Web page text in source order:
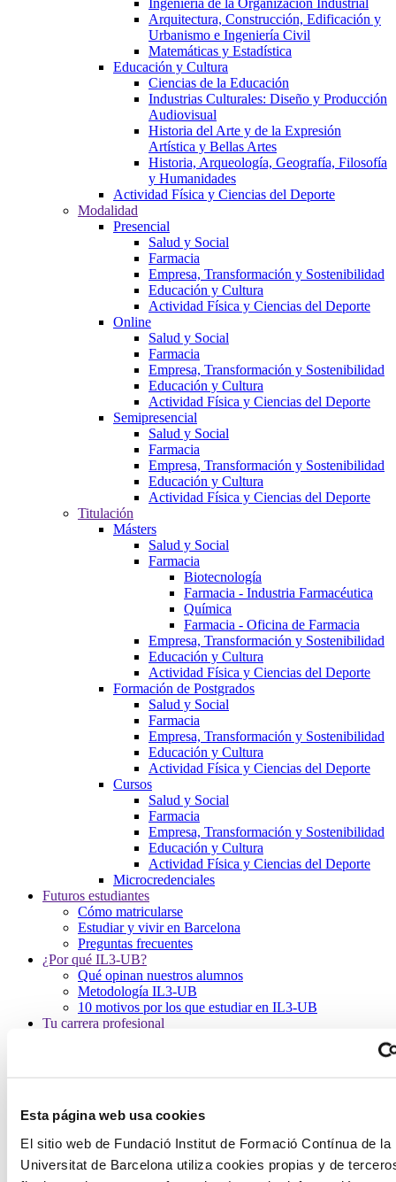
Esta página web usa cookies
El sitio web de Fundació Institut de Formació Contínua de la
Universitat de Barcelona utiliza cookies propias y de
Ingeniería de la Organización Industrial
Arquitectura, Construcción, Edificación y
Urbanismo e Ingeniería Civil
Matemáticas y Estadística
Educación y Cultura
Ciencias de la Educación
Industrias Culturales: Diseño y Producción
Audiovisual
Historia del Arte y de la Expresión
Artística y Bellas Artes
Historia, Arqueología, Geografía, Filosofía
y Humanidades
Actividad Física y Ciencias del Deporte
Modalidad
Presencial
Salud y Social
Farmacia
Empresa, Transformación y Sostenibilidad
Educación y Cultura
Actividad Física y Ciencias del Deporte
Online
Salud y Social
Farmacia
Empresa, Transformación y Sostenibilidad
Educación y Cultura
Actividad Física y Ciencias del Deporte
Semipresencial
Salud y Social
Farmacia
Empresa, Transformación y Sostenibilidad
Educación y Cultura
Actividad Física y Ciencias del Deporte
Titulación
Másters
Salud y Social
Farmacia
Biotecnología
Farmacia - Industria Farmacéutica
Química
Farmacia - Oficina de Farmacia
Empresa, Transformación y Sostenibilidad
Educación y Cultura
Actividad Física y Ciencias del Deporte
Formación de Postgrados
Salud y Social
Farmacia
Empresa, Transformación y Sostenibilidad
Educación y Cultura
Actividad Física y Ciencias del Deporte
Cursos
Salud y Social
Farmacia
Empresa, Transformación y Sostenibilidad
Educación y Cultura
Actividad Física y Ciencias del Deporte
Microcredenciales
Futuros estudiantes
Cómo matricularse
Estudiar y vivir en Barcelona
Preguntas frecuentes
¿Por qué IL3-UB?
Qué opinan nuestros alumnos
Metodología IL3-UB
10 motivos por los que estudiar en IL3-UB
Tu carrera profesional
El centro
Servicios del IL3-UB
Horarios de atención